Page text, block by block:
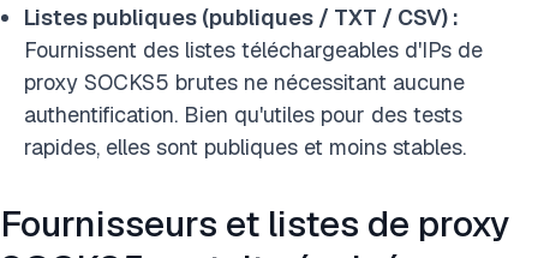
Listes publiques (publiques / TXT / CSV) :
Fournissent des listes téléchargeables d'IPs de
proxy SOCKS5 brutes ne nécessitant aucune
authentification. Bien qu'utiles pour des tests
rapides, elles sont publiques et moins stables.
Fournisseurs et listes de proxy